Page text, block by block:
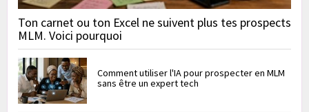
Ton carnet ou ton Excel ne suivent plus tes prospects
MLM. Voici pourquoi
Comment utiliser l'IA pour prospecter en MLM
sans être un expert tech